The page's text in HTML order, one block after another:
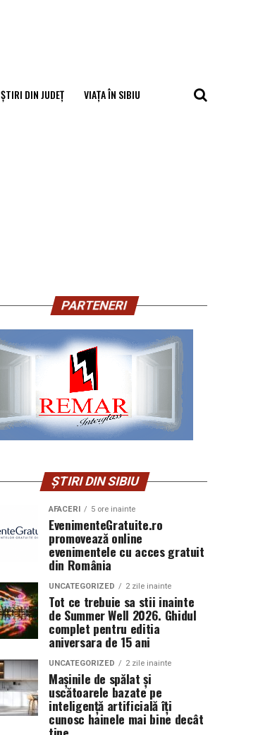
ȘTIRI DIN JUDEȚ VIAȚA ÎN SIBIU
PARTENERI
ȘTIRI DIN SIBIU
AFACERI 5 ore inainte
EvenimenteGratuite.ro
promovează online
evenimentele cu acces gratuit
din România
UNCATEGORIZED 2 zile inainte
Tot ce trebuie sa stii inainte
de Summer Well 2026. Ghidul
complet pentru editia
aniversara de 15 ani
UNCATEGORIZED 2 zile inainte
Mașinile de spălat și
uscătoarele bazate pe
inteligență artificială îți
cunosc hainele mai bine decât